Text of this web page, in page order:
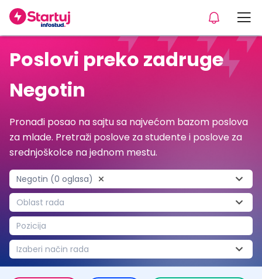
Poslovi preko zadruge
Negotin
Pronađi posao na sajtu sa najvećom bazom poslova
za mlade. Pretraži poslove za studente i poslove za
srednjoškolce na jednom mestu.
Negotin (0 oglasa)
Oblast rada
Pozicija
Izaberi način rada